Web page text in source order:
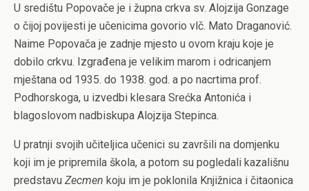
U središtu Popovače je i župna crkva sv. Alojzija Gonzage
o čijoj povijesti je učenicima govorio vlč. Mato Draganović.
Naime Popovača je zadnje mjesto u ovom kraju koje je
dobilo crkvu. Izgrađena je velikim marom i odricanjem
mještana od 1935. do 1938. god. a po nacrtima prof.
Podhorskoga, u izvedbi klesara Srećka Antonića i
blagoslovom nadbiskupa Alojzija Stepinca.
U pratnji svojih učiteljica učenici su završili na domjenku
koji im je pripremila škola, a potom su pogledali kazališnu
predstavu Zecmen koju im je poklonila Knjižnica i čitaonica